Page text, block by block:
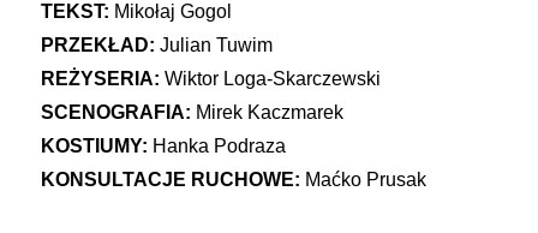
TEKST: Mikołaj Gogol
PRZEKŁAD:Julian Tuwim
REŻYSERIA:Wiktor Loga-Skarczewski
SCENOGRAFIA: Mirek Kaczmarek
KOSTIUMY: Hanka Podraza
KONSULTACJE RUCHOWE: Maćko Prusak